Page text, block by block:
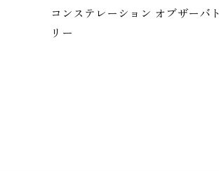
コンステレーション オブザーバト
リ ー